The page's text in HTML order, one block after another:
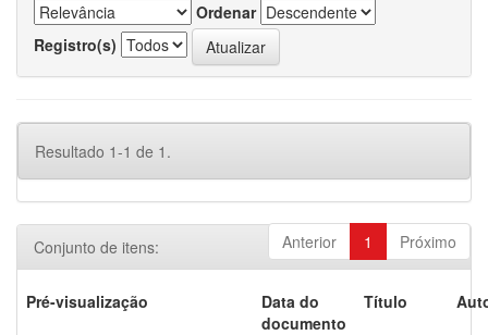
Ordenar
Registro(s)
Resultado 1-1 de 1.
Anterior 1 Próximo
Conjunto de itens:
Pré-visualização
Data do
documento
Título